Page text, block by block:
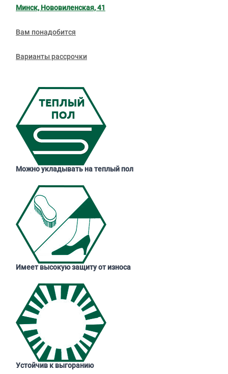
Минск, Нововиленская, 41
Вам понадобится
Варианты рассрочки
Можно укладывать на теплый пол
Имеет высокую защиту от износа
Устойчив к выгоранию